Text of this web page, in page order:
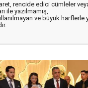
rencide edici cümleler
ile yazılmamış,
ve büyük harflerle